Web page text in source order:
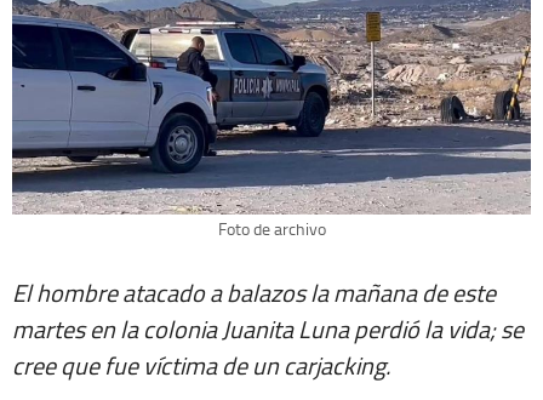
Foto de archivo
El hombre atacado a balazos la mañana de este
martes en la colonia Juanita Luna perdió la vida; se
cree que fue víctima de un carjacking.